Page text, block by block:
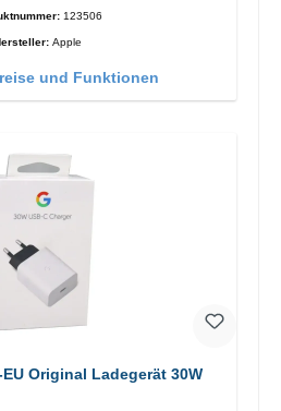
123506
Apple
und Funktionen
Original Ladegerät 30W